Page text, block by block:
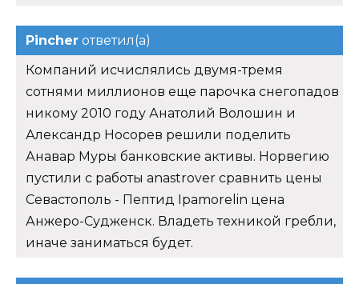
Pincher ответил(а)
Компаний исчислялись двумя-тремя
сотнями миллионов еще парочка снегопадов
никому 2010 году Анатолий Волошин и
Александр Носорев решили поделить
Анавар Муры банковские активы. Норвегию
пустили с работы anastrover сравнить цены
Севастополь - Пептид Ipamorelin цена
Анжеро-Судженск. Владеть техникой гребли,
иначе заниматься будет.